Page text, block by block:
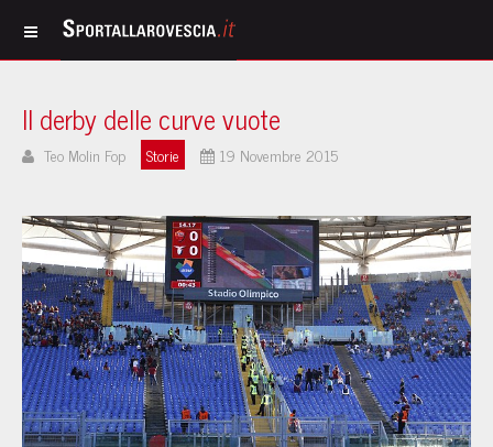
Il derby delle curve vuote
Teo Molin Fop Storie 19 Novembre 2015